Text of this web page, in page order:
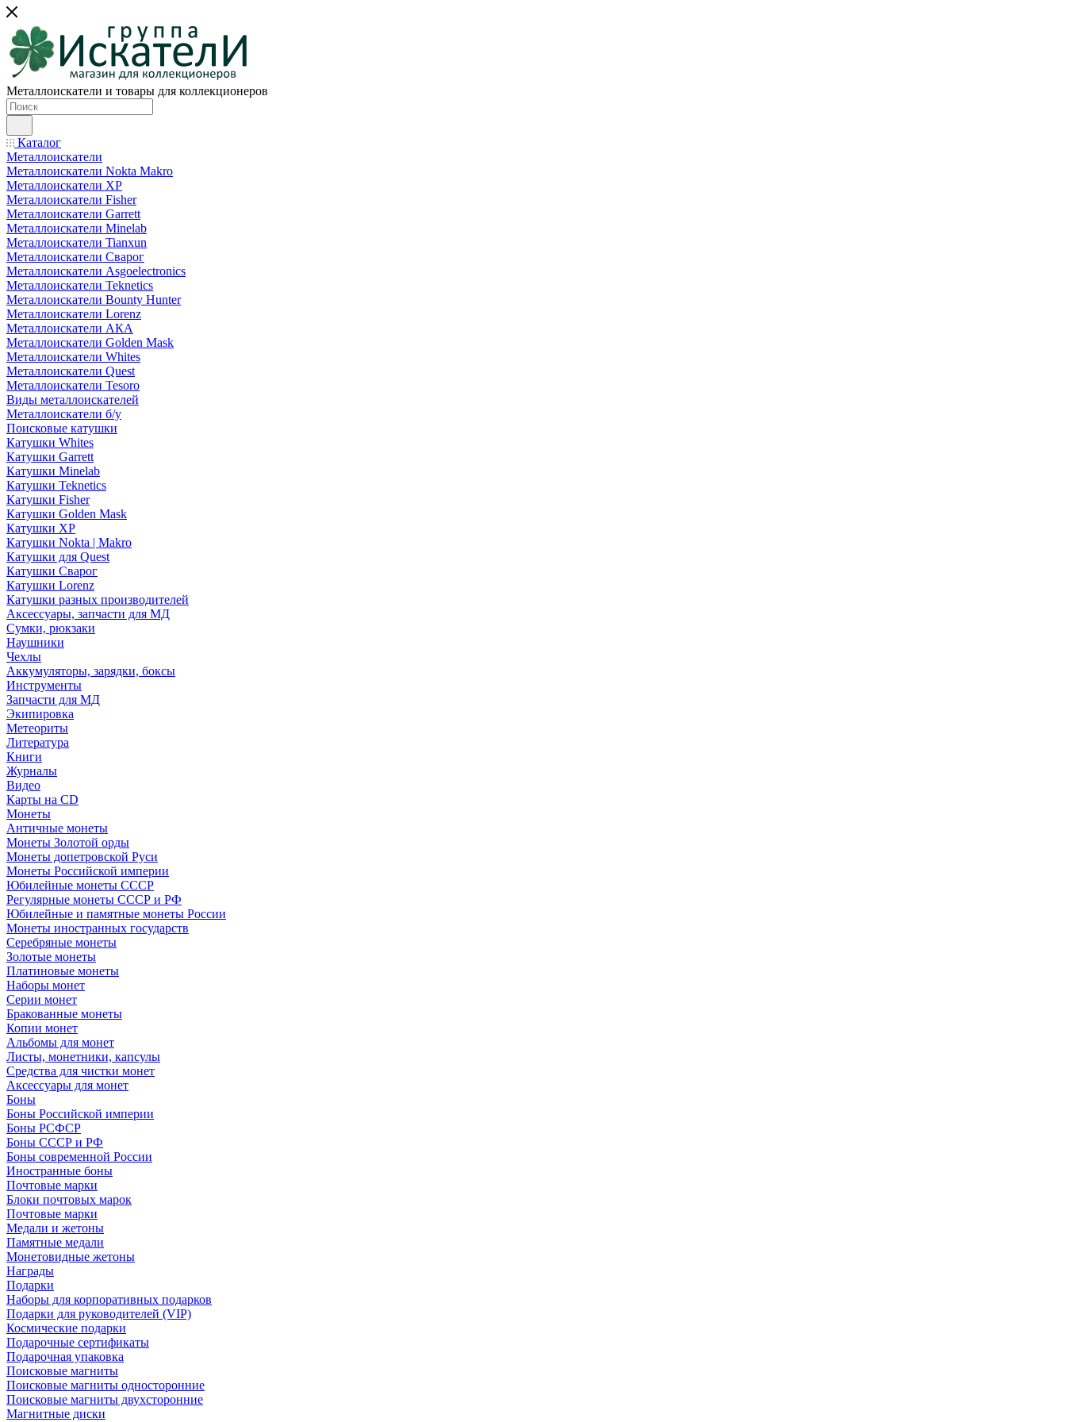
Металлоискатели и товары для коллекционеров
Каталог
Металлоискатели
Металлоискатели Nokta Makro
Металлоискатели XP
Металлоискатели Fisher
Металлоискатели Garrett
Металлоискатели Minelab
Металлоискатели Tianxun
Металлоискатели Сварог
Металлоискатели Asgoelectronics
Металлоискатели Teknetics
Металлоискатели Bounty Hunter
Металлоискатели Lorenz
Металлоискатели АКА
Металлоискатели Golden Mask
Металлоискатели Whites
Металлоискатели Quest
Металлоискатели Tesoro
Виды металлоискателей
Металлоискатели б/у
Поисковые катушки
Катушки Whites
Катушки Garrett
Катушки Minelab
Катушки Teknetics
Катушки Fisher
Катушки Golden Mask
Катушки XP
Катушки Nokta | Makro
Катушки для Quest
Катушки Сварог
Катушки Lorenz
Катушки разных производителей
Аксессуары, запчасти для МД
Сумки, рюкзаки
Наушники
Чехлы
Аккумуляторы, зарядки, боксы
Инструменты
Запчасти для МД
Экипировка
Метеориты
Литература
Книги
Журналы
Видео
Карты на CD
Монеты
Античные монеты
Монеты Золотой орды
Монеты допетровской Руси
Монеты Российской империи
Юбилейные монеты СССР
Регулярные монеты СССР и РФ
Юбилейные и памятные монеты России
Монеты иностранных государств
Серебряные монеты
Золотые монеты
Платиновые монеты
Наборы монет
Серии монет
Бракованные монеты
Копии монет
Альбомы для монет
Листы, монетники, капсулы
Средства для чистки монет
Аксессуары для монет
Боны
Боны Российской империи
Боны РСФСР
Боны СССР и РФ
Боны современной России
Иностранные боны
Почтовые марки
Блоки почтовых марок
Почтовые марки
Медали и жетоны
Памятные медали
Монетовидные жетоны
Награды
Подарки
Наборы для корпоративных подарков
Подарки для руководителей (VIP)
Космические подарки
Подарочные сертификаты
Подарочная упаковка
Поисковые магниты
Поисковые магниты односторонние
Поисковые магниты двухсторонние
Магнитные диски